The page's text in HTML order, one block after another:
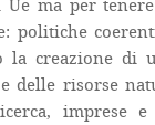
Ue ma per
politiche
la creazione di
delle risorse
imprese